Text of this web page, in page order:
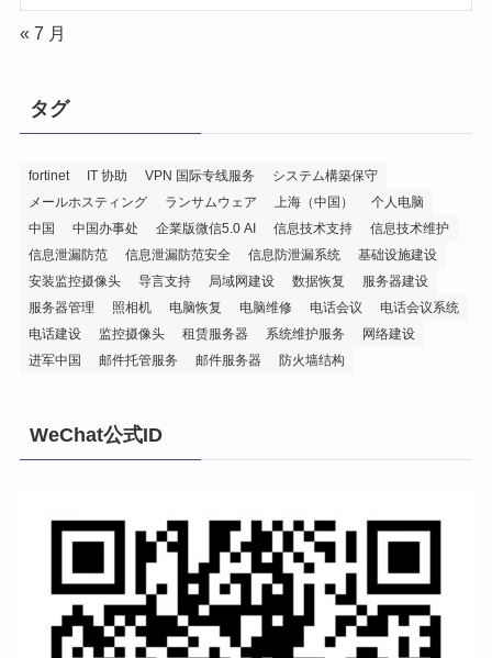
« 7 月
タグ
fortinet IT 协助 VPN 国际专线服务
システム構築保守
メールホスティング
ランサムウェア 上海（中国）
个人电脑
中国
中国办事处 企業版微信5.0 AI 信息技术支持
信息技术维护
信息泄漏防范
信息泄漏防范安全 信息防泄漏系统
基础设施建设
安装监控摄像头
导言支持 局域网建设 数据恢复
服务器建设
服务器管理
照相机 电脑恢复 电脑维修 电话会议
电话会议系统
电话建设
监控摄像头 租赁服务器 系统维护服务
网络建设
进军中国
邮件托管服务 邮件服务器 防火墙结构
WeChat公式ID